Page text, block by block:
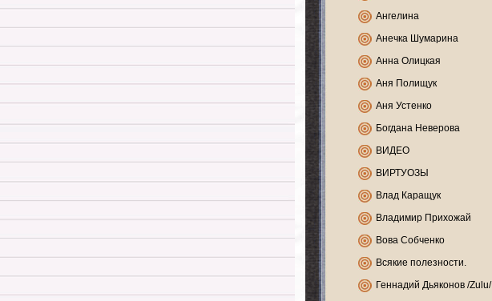
Ангелина
Анечка Шумарина
Анна Олицкая
Аня Полищук
Аня Устенко
Богдана Неверова
ВИДЕО
ВИРТУОЗЫ
Влад Каращук
Владимир Прихожай
Вова Собченко
Всякие полезности.
Геннадий Дьяконов /Zulu/